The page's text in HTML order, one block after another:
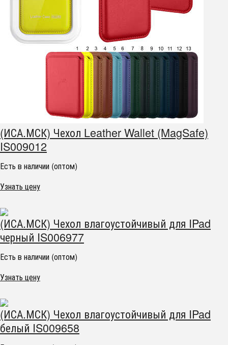
(ИСА.МСК) Чехол Leather Wallet (MagSafe)
IS009012
Есть в наличии (оптом)
Узнать цену
(ИСА.МСК) Чехол влагоустойчивый для IPad
черный IS006977
Есть в наличии (оптом)
Узнать цену
(ИСА.МСК) Чехол влагоустойчивый для IPad
белый IS009658